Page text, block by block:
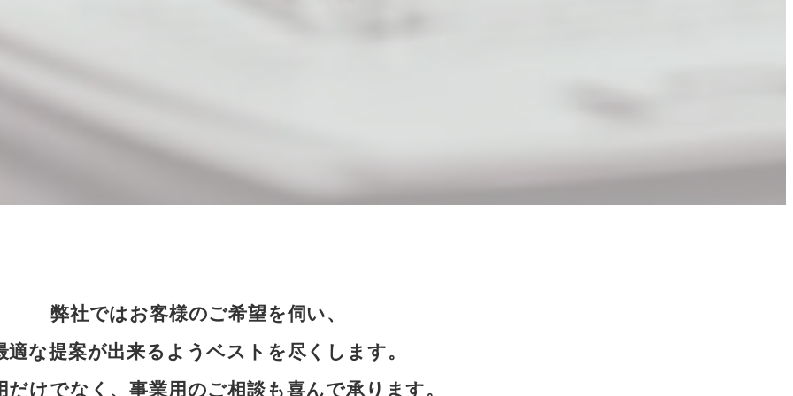
弊社ではお客様のご希望を伺い、
適な提案が出来るようベストを尽くします。
だけでなく、事業用のご相談も喜んで承ります。